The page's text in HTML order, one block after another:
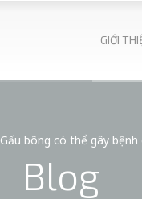
GIỚI
Gấu bông có thể gây
Blog